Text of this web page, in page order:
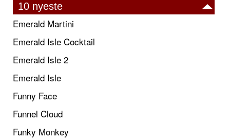
10 nyeste
Emerald Martini
Emerald Isle Cocktail
Emerald Isle 2
Emerald Isle
Funny Face
Funnel Cloud
Funky Monkey